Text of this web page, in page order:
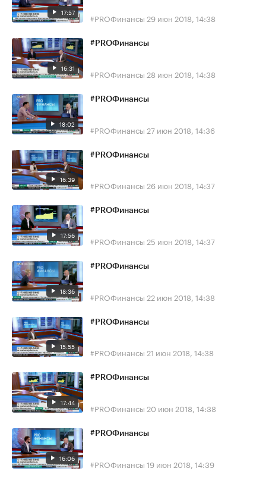
17:57 #PROФинансы 29 июн 2018, 14:38
16:31
#PROФинансы
#PROФинансы 28 июн 2018, 14:38
18:02
#PROФинансы
#PROФинансы 27 июн 2018, 14:36
16:39
#PROФинансы
#PROФинансы 26 июн 2018, 14:37
17:56
#PROФинансы
#PROФинансы 25 июн 2018, 14:37
18:36
#PROФинансы
#PROФинансы 22 июн 2018, 14:38
15:55
#PROФинансы
#PROФинансы 21 июн 2018, 14:38
17:44
#PROФинансы
#PROФинансы 20 июн 2018, 14:38
16:06
#PROФинансы
#PROФинансы 19 июн 2018, 14:39